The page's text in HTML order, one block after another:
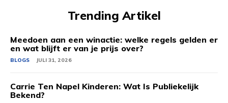
Trending Artikel
Meedoen aan een winactie: welke regels gelden er
en wat blijft er van je prijs over?
BLOGS JULI 31, 2026
Carrie Ten Napel Kinderen: Wat Is Publiekelijk
Bekend?